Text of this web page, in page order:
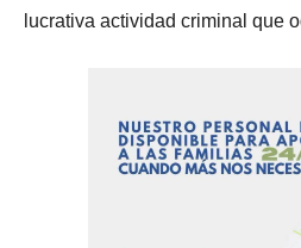
lucrativa actividad criminal que